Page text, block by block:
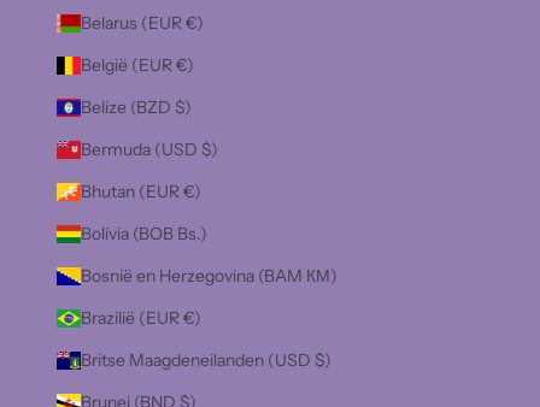
Belarus (EUR €)
België (EUR €)
Belize (BZD $)
Bermuda (USD $)
Bhutan (EUR €)
Bolivia (BOB Bs.)
Bosnië en Herzegovina (BAM КМ)
Brazilië (EUR €)
Britse Maagdeneilanden (USD $)
Brunei (BND $)